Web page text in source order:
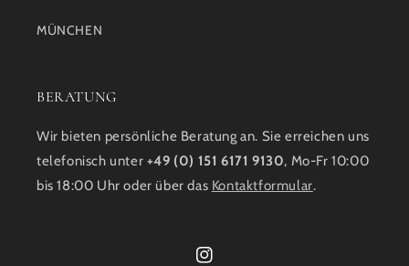
MÜNCHEN
BERATUNG
Wir bieten persönliche Beratung an. Sie erreichen uns
telefonisch unter +49 (0) 151 6171 9130, Mo-Fr 10:00
bis 18:00 Uhr oder über das Kontaktformular.